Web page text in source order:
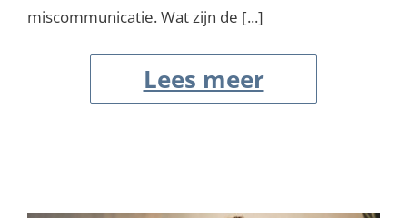
miscommunicatie. Wat zijn de [...]
Lees meer